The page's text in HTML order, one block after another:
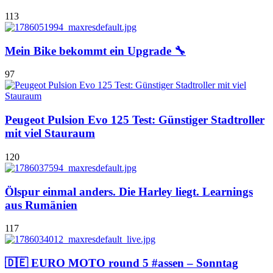
113
Mein Bike bekommt ein Upgrade 🔧
97
Peugeot Pulsion Evo 125 Test: Günstiger Stadtroller
mit viel Stauraum
120
Ölspur einmal anders. Die Harley liegt. Learnings
aus Rumänien
117
🇩🇪 EURO MOTO round 5 #assen – Sonntag